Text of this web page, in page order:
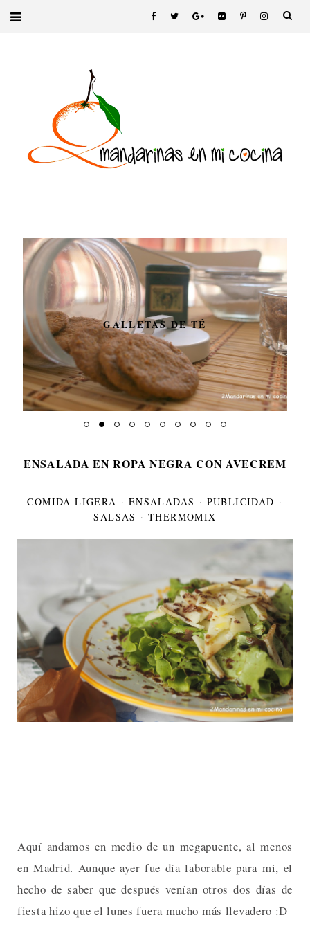
GALLETAS DE TÉ
ENSALADA EN ROPA NEGRA CON AVECREM
COMIDA LIGERA · ENSALADAS · PUBLICIDAD ·
SALSAS · THERMOMIX
Aquí andamos en medio de un megapuente, al menos
en Madrid. Aunque ayer fue día laborable para mi, el
hecho de saber que después venían otros dos días de
fiesta hizo que el lunes fuera mucho más llevadero :D